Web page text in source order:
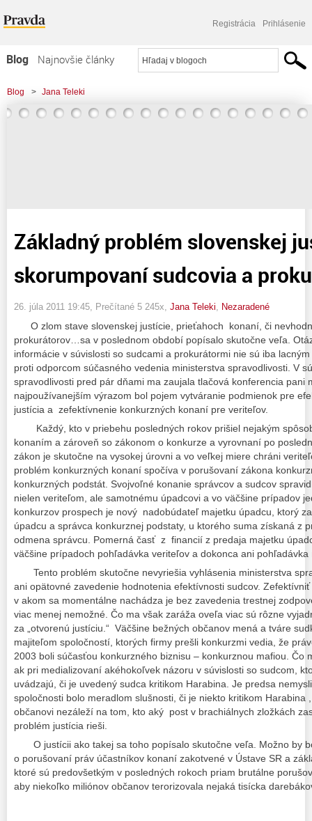
Registrácia Prihlásenie
Blog
Najnovšie články
Najčítanejšie články
Najkomentovanejšie články
Blog > Jana Teleki
> Základný problém slovenskej justície - skorumpovaní sudcovia a prokurátori
Základný problém slovenskej
skorumpovaní sudcovia a
26. júla 2011 19:45 , Prečítané 5 245x, Jana Teleki Nezaradené
O zlom stave slovenskej justície, prieťahoch konaní, či
prokurátorov…sa v poslednom období popísalo skutočne veľa.
informácie v súvislosti so sudcami a prokurátormi nie sú iba
proti odporcom súčasného vedenia ministerstva spravodlivosti. V
spravodlivosti pred pár dňami ma zaujala tlačová konferencia pani
najpoužívanejším výrazom bol pojem vytváranie podmienok pre
justícia a zefektívnenie konkurzných konaní pre veriteľov.
Každý, kto v priebehu posledných rokov prišiel nejakým
konaním a zároveň so zákonom o konkurze a vyrovnaní po
zákon je skutočne na vysokej úrovni a vo veľkej miere chráni
problém konkurzných konaní spočíva v porušovaní zákona
konkurzných podstát. Svojvoľné konanie správcov a sudcov
nielen veriteľom, ale samotnému úpadcovi a vo väčšine prípadov
konkurzov prospech je nový nadobúdateľ majetku úpadcu, ktorý
úpadcu a správca konkurznej podstaty, u ktorého suma získaná z
odmena správcu. Pomerná časť z financií z predaja majetku
väčšine prípadoch pohľadávka veriteľov a dokonca ani
Tento problém skutočne nevyriešia vyhlásenia ministerstva
ani opätovné zavedenie hodnotenia efektívnosti sudcov.
v akom sa momentálne nachádza je bez zavedenia trestnej
viac menej nemožné. Čo ma však zaráža oveľa viac sú rôzne
za „otvorenú justíciu.“ Väčšine bežných občanov mená a tváre
majiteľom spoločností, ktorých firmy prešli konkurzmi vedia, že
2003 boli súčasťou konkurzného biznisu – konkurznou mafiou. Čo
ak pri medializovaní akéhokoľvek názoru v súvislosti so sudcom,
uvádzajú, či je uvedený sudca kritikom Harabina. Je predsa
spoločnosti bolo meradlom slušnosti, či je niekto kritikom Harabina
občanovi nezáleží na tom, kto aký post v brachiálnych zložkách
problém justícia rieši.
O justícii ako takej sa toho popísalo skutočne veľa. Možno by
o porušovaní práv účastníkov konaní zakotvené v Ústave SR a
ktoré sú predovšetkým v posledných rokoch priam brutálne
aby niekoľko miliónov občanov terorizovala nejaká tisícka